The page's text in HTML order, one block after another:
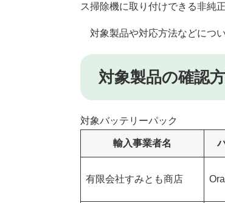
ス掃除機に取り付けできる非純
対象製品や対応方法などにつ
対象製品の確認
対象バッテリーパック
輸入事業者名
有限会社すみとも商店